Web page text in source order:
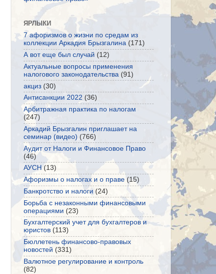
ЯРЛЫКИ
7 афоризмов о жизни по средам из
коллекции Аркадия Брызгалина (171)
А вот еще был случай (12)
Актуальные вопросы применения
налогового законодательства (91)
акциз (30)
Антисанкции 2022 (36)
Арбитражная практика по налогам
(247)
Аркадий Брызгалин приглашает на
семинар (видео) (766)
Аудит от Налоги и Финансовое Право
(46)
АУСН (13)
Афоризмы о налогах и о праве (15)
Банкротство и налоги (24)
Борьба с незаконными финансовыми
операциями (23)
Бухгалтерский учет для бухгалтеров и
юристов (113)
Бюллетень финансово-правовых
новостей (331)
Валютное регулирование и контроль
(82)